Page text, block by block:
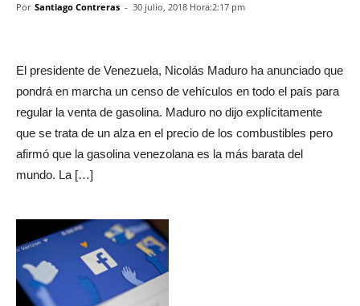
Por Santiago Contreras - 30 julio, 2018 Hora:2:17 pm
El presidente de Venezuela, Nicolás Maduro ha anunciado que
pondrá en marcha un censo de vehículos en todo el país para
regular la venta de gasolina. Maduro no dijo explícitamente
que se trata de un alza en el precio de los combustibles pero
afirmó que la gasolina venezolana es la más barata del
mundo. La […]